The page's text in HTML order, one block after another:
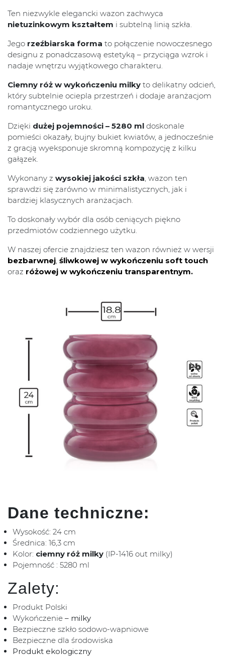
Ten niezwykle elegancki wazon zachwyca
nietuzinkowym kształtem i subtelną linią szkła.
Jego rzeźbiarska forma to połączenie nowoczesnego
designu z ponadczasową estetyką – przyciąga wzrok i
nadaje wnętrzu wyjątkowego charakteru.
Ciemny róż w wykończeniu milky to delikatny odcień,
który subtelnie ociepla przestrzeń i dodaje aranżacjom
romantycznego uroku.
Dzięki dużej pojemności – 5280 ml doskonale
pomieści okazały, bujny bukiet kwiatów, a jednocześnie
z gracją wyeksponuje skromną kompozycję z kilku
gałązek.
Wykonany z wysokiej jakości szkła, wazon ten
sprawdzi się zarówno w minimalistycznych, jak i
bardziej klasycznych aranżacjach.
To doskonały wybór dla osób ceniących piękno
przedmiotów codziennego użytku.
W naszej ofercie znajdziesz ten wazon również w wersji
bezbarwnej, śliwkowej w wykończeniu soft touch
oraz różowej w wykończeniu transparentnym.
Dane techniczne:
Wysokość: 24 cm
Średnica: 16,3 cm
Kolor: ciemny róż milky (IP-1416 out milky)
Pojemność : 5280 ml
Zalety:
Produkt Polski
Wykończenie – milky
Bezpieczne szkło sodowo-wapniowe
Bezpieczne dla środowiska
Produkt ekologiczny